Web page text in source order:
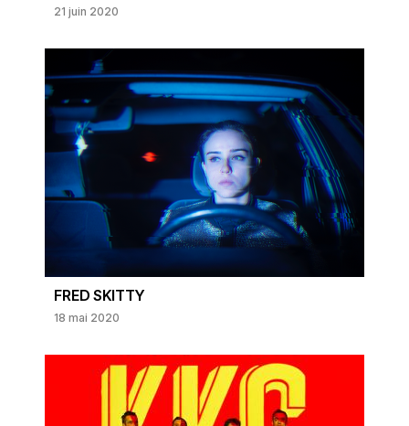
21 juin 2020
FRED SKITTY
18 mai 2020